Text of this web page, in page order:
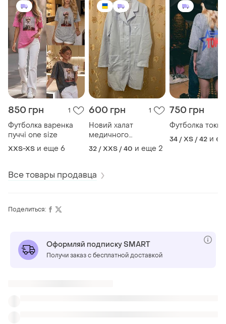
850 грн 1
Футболка варенка
пуччі one size
XXS-XS и еще 6
600 грн 1
Новий халат
медичного
працівника хс/ с
32 / XXS / 40 и еще 2
750 грн
Футболка токио
34 / XS / 42 и
Все товары продавца
Поделиться:
Оформляй подписку SMART
Получи заказ с бесплатной доставкой